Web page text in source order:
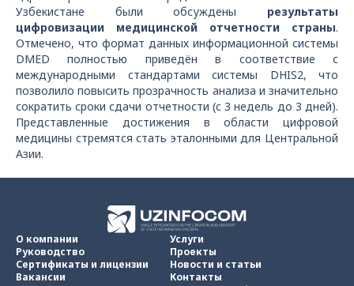
Узбекистане были обсуждены результаты
цифровизации медицинской отчетности страны.
Отмечено, что формат данных информационной системы
DMED полностью приведён в соответствие с
международными стандартами системы DHIS2, что
позволило повысить прозрачность анализа и значительно
сократить сроки сдачи отчетности (с 3 недель до 3 дней).
Представленные достижения в области цифровой
медицины стремятся стать эталонными для Центральной
Азии.
О компании
Руководство
Сертификаты и лицензии
Вакансии
Услуги
Проекты
Новости и статьи
Контакты